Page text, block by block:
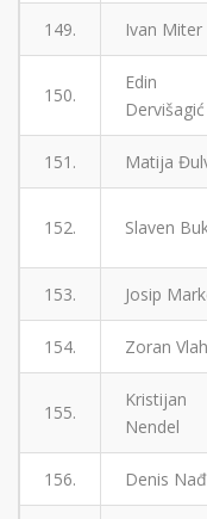
149. Ivan Miter
150.
Edin
Dervišagić
151. Matija
152. Slaven
153. Josip
154. Zoran Vlah
155.
Kristijan
Nendel
156. Denis Nađ